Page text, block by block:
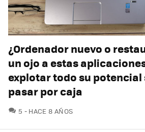
¿Ordenador nuevo o
un ojo a estas
explotar todo su potencial
pasar por caja
5 COMENTARIOS
HACE 8 AÑOS